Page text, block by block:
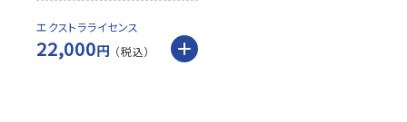
エクストラライセンス
22,000円